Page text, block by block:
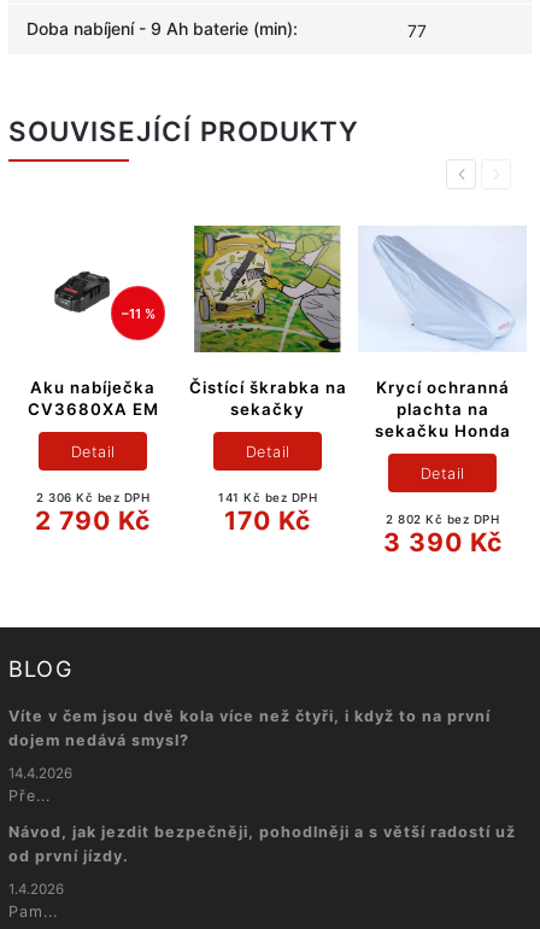
Doba nabíjení - 9 Ah baterie (min): 77
SOUVISEJÍCÍ PRODUKTY
Previous
–11 %
Aku nabíječka
CV3680XA EM
2 306 Kč bez DPH
2 790 Kč
Detail
Čistící škrabka na
sekačky
141 Kč bez DPH
170 Kč
Detail
Krycí ochranná
plachta na
sekačku Honda
2 802 Kč bez DPH
3 390 Kč
Detail
Next
BLOG
Víte v čem jsou dvě kola více než čtyři, i když to na první
dojem nedává smysl?
14.4.2026
Pře...
Návod, jak jezdit bezpečněji, pohodlněji a s větší radostí už
od první jízdy.
1.4.2026
Pam...